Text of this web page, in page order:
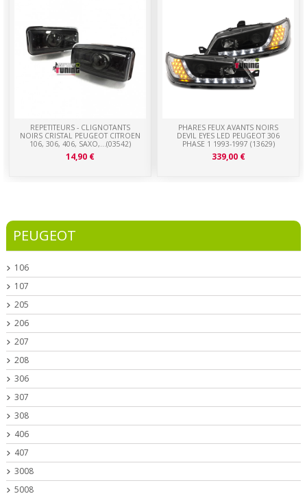
REPETITEURS - CLIGNOTANTS
NOIRS CRISTAL PEUGEOT CITROEN
106, 306, 406, SAXO,...(03542)
14,90 €
PHARES FEUX AVANTS NOIRS
DEVIL EYES LED PEUGEOT 306
PHASE 1 1993-1997 (13629)
339,00 €
PEUGEOT
106
107
205
206
207
208
306
307
308
406
407
3008
5008